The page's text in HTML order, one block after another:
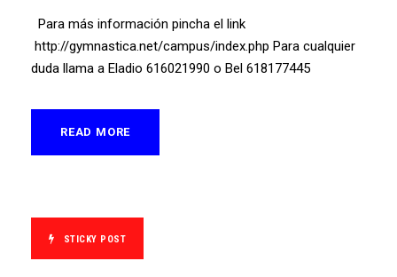
Para más información pincha el link
http://gymnastica.net/campus/index.php Para cualquier
duda llama a Eladio 616021990 o Bel 618177445
READ MORE
STICKY POST